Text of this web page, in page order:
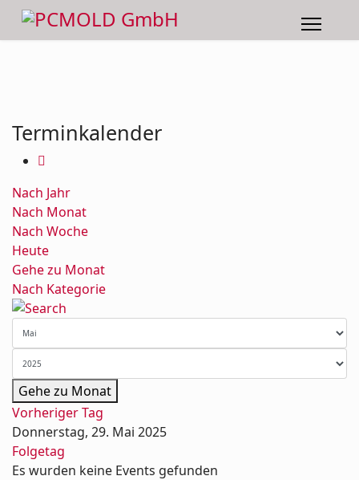
Terminkalender
Nach Jahr
Nach Monat
Nach Woche
Heute
Gehe zu Monat
Nach Kategorie
Gehe zu Monat
Vorheriger Tag
Donnerstag, 29. Mai 2025
Folgetag
Es wurden keine Events gefunden